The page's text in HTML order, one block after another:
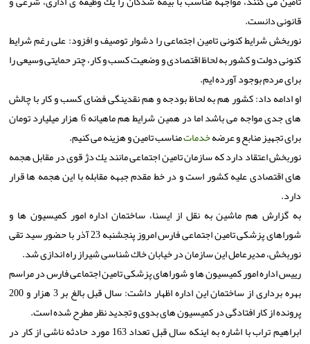
قانونی دانست.
نوربخش شرایط كنونی تامین اجتماعی را دشوار توصیف و افزود: علی رغم شرایط
كنونی دولت و كشور به لحاظ اقتصادی و وضعیت كسب و كار، چتر حمایتی وسیعی را
برای مردم بوجود آورده ایم.
او ادامه داد: كشور هم به لحاظ بودجه و هم نقدینگی فضای كسب و كار با چالش
های جدی مواجه می باشد اما در همین شرایط هم ماهیانه 6 هزار میلیارد تومان
برای تجهیز منابع و عرضهخدماتمناسب تامین و هزینه می كنیم.
نوربخش اعتقاد دارد كه سازمان تامین اجتماعی مانند یك دژ قوی در مقابل هجمه
های اقتصادی علیه كشور است و در خط مقدم جبهه مقابله با این هجمه ها قرار
دارد.
به گزارش هم ماشین به نقل از ایسنا، ساختمان اداره امور كمیسیون ها و
شوراهای پزشكی تامین اجتماعی فارس امروز پنجشنبه 23 آذر با حضور سید تقی
نوربخش، مدیرعامل این سازمان در خیابان خاك شناسی شیراز راه اندازی شد.
رییس اداره امور كمیسیون ها و شوراهای پزشكی تامین اجتماعی فارس در مراسم
بهره برداری از ساختمان این اداره اظهار داشت: سال قبل بالغ بر 3 هزار و 200
پرونده از كار افتادگی در كمیسیون های بدوی و تجدید نظر مطرح شده است.
ابراهیم تراب با اشاره به اینكه سال قبل تعداد 163 مورد حادثه ناشی از كار در